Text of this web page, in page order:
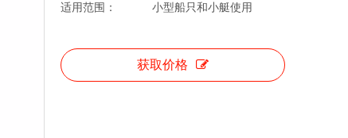
适用范围：
小型船只和小艇使用
获取价格